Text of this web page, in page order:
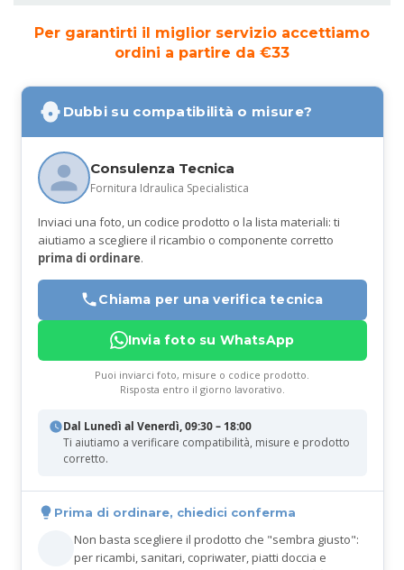
Per garantirti il miglior servizio accettiamo
ordini a partire da €33
Dubbi su compatibilità o misure?
Consulenza Tecnica
Fornitura Idraulica Specialistica
Inviaci una foto, un codice prodotto o la lista materiali: ti
aiutiamo a scegliere il ricambio o componente corretto
prima di ordinare.
Chiama per una verifica tecnica
Invia foto su WhatsApp
Puoi inviarci foto, misure o codice prodotto.
Risposta entro il giorno lavorativo.
Dal Lunedì al Venerdì, 09:30 – 18:00
Ti aiutiamo a verificare compatibilità, misure e prodotto
corretto.
Prima di ordinare, chiedici conferma
Non basta scegliere il prodotto che "sembra giusto":
per ricambi, sanitari, copriwater, piatti doccia e